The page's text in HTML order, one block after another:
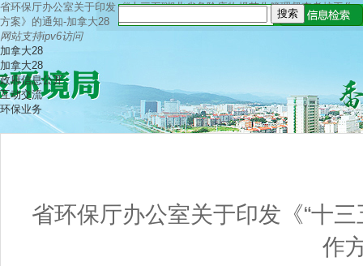
省环保厅办公室关于印发《“十三五”湖北省危险废物规范化管理督查考核工作
方案》的通知-加拿大28
网站支持ipv6访问
加拿大28
加拿大28
政府信息公开
互动交流
环保业务
省环保厅办公室关于印发《“十
作